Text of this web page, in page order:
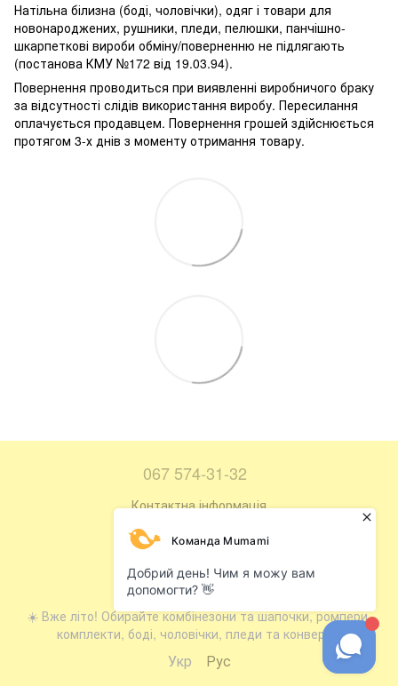
Натільна білизна (боді, чоловічки), одяг і товари для
новонароджених, рушники, пледи, пелюшки, панчішно-
шкарпеткові вироби обміну/поверненню не підлягають
(постанова КМУ №172 від 19.03.94).
Повернення проводиться при виявленні виробничого браку
за відсутності слідів використання виробу. Пересилання
оплачується продавцем. Повернення грошей здійснюється
протягом 3-х днів з моменту отримання товару.
067 574-31-32
Контактна інформація
Повна версія сайту
Мапа сайту
© 2016—2026
☀️ Вже літо! Обирайте комбінезони та шапочки, ромпери,
комплекти, боді, чоловічки, пледи та конверти.
Укр Рус